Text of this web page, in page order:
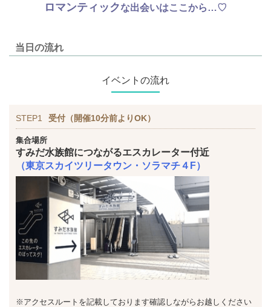
ロマンティックな出会いはここから…♡
当日の流れ
イベントの流れ
STEP1 受付（開催10分前よりOK）
集合場所
すみだ水族館につながるエスカレーター付近
（東京スカイツリータウン・ソラマチ４F）
※アクセスルートを記載しております確認しながらお越しください